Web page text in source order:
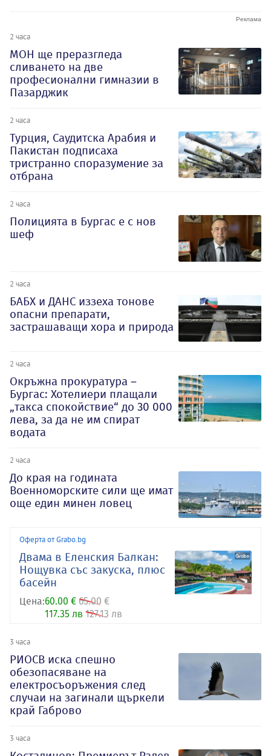
2 часа
МОН ще преразгледа
сливането на две
професионални гимназии в
Пазарджик
2 часа
Турция, Саудитска Арабия и
Пакистан подписаха
тристранно споразумение за
отбрана
2 часа
Полицията в Бургас е с нов
шеф
2 часа
БАБХ и ДАНС иззеха тонове
опасни препарати,
застрашаващи хора и природа
2 часа
Окръжна прокуратура –
Бургас: Хотелиери плащали
„такса спокойствие“ до 30 000
лева, за да не им спират
водата
2 часа
До края на годината
Военноморските сили ще имат
още един минен ловец
Оферта от Grabo.bg
Двама в Еленския Балкан:
Нощувка със закуска, плюс
басейн
Цена:60.00 € 65.00 €
117.35 лв 127.13 лв
3 часа
РИОСВ иска спешно
обезопасяване на
електросъоръжения след
случаи на загинали щъркели
край Габрово
3 часа